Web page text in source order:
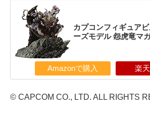
カプコンフィギュア
ーズモデル 怨虎竜マ
Amazonで購入 楽
© CAPCOM CO., LTD. ALL RIGHTS